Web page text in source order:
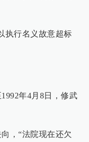
执行名义故意超标
年4月8日，修武
，“法院现在还欠